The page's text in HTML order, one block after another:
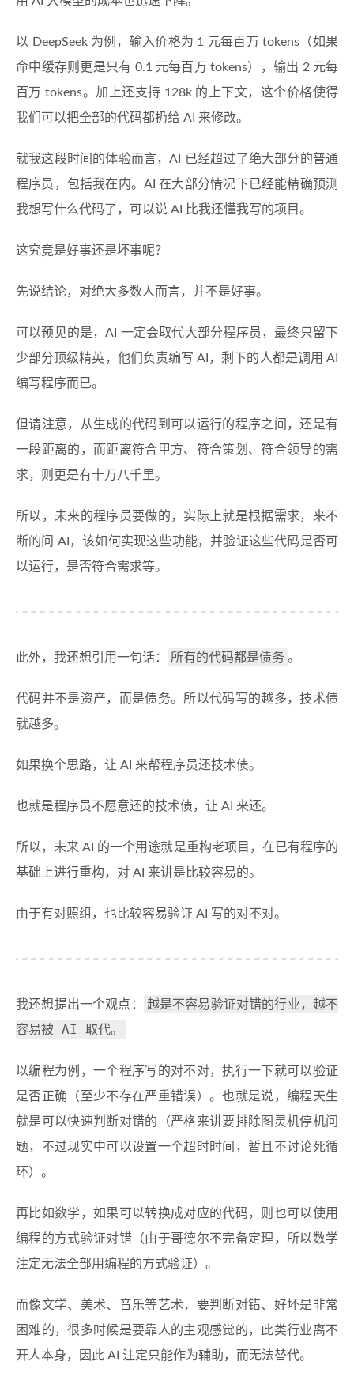
以 DeepSeek 为例，输入价格为 1 元每百万 tokens（如果
命中缓存则更是只有 0.1 元每百万 tokens），输出 2 元每
百万 tokens。加上还支持 128k 的上下文，这个价格使得
我们可以把全部的代码都扔给 AI 来修改。
就我这段时间的体验而言，AI 已经超过了绝大部分的普通
程序员，包括我在内。AI 在大部分情况下已经能精确预测
我想写什么代码了，可以说 AI 比我还懂我写的项目。
这究竟是好事还是坏事呢？
先说结论，对绝大多数人而言，并不是好事。
可以预见的是，AI 一定会取代大部分程序员，最终只留下
少部分顶级精英，他们负责编写 AI，剩下的人都是调用 AI
编写程序而已。
但请注意，从生成的代码到可以运行的程序之间，还是有
一段距离的，而距离符合甲方、符合策划、符合领导的需
求，则更是有十万八千里。
所以，未来的程序员要做的，实际上就是根据需求，来不
断的问 AI，该如何实现这些功能，并验证这些代码是否可
以运行，是否符合需求等。
此外，我还想引用一句话： 所有的代码都是债务 。
代码并不是资产，而是债务。所以代码写的越多，技术债
就越多。
如果换个思路，让 AI 来帮程序员还技术债。
也就是程序员不愿意还的技术债，让 AI 来还。
所以，未来 AI 的一个用途就是重构老项目，在已有程序的
基础上进行重构，对 AI 来讲是比较容易的。
由于有对照组，也比较容易验证 AI 写的对不对。
我还想提出一个观点：
越是不容易验证对错的行业，越不
容易被 AI 取代。
以编程为例，一个程序写的对不对，执行一下就可以验证
是否正确（至少不存在严重错误）。也就是说，编程天生
就是可以快速判断对错的（严格来讲要排除图灵机停机问
题，不过现实中可以设置一个超时时间，暂且不讨论死循
环）。
再比如数学，如果可以转换成对应的代码，则也可以使用
编程的方式验证对错（由于哥德尔不完备定理，所以数学
注定无法全部用编程的方式验证）。
而像文学、美术、音乐等艺术，要判断对错、好坏是非常
困难的，很多时候是要靠人的主观感觉的，此类行业离不
开人本身，因此 AI 注定只能作为辅助，而无法替代。